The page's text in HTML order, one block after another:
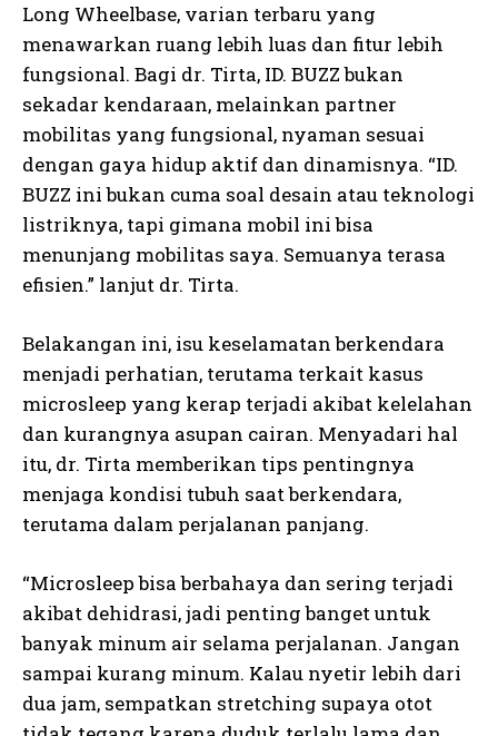
Long Wheelbase, varian terbaru yang
menawarkan ruang lebih luas dan fitur lebih
fungsional. Bagi dr. Tirta, ID. BUZZ bukan
sekadar kendaraan, melainkan partner
mobilitas yang fungsional, nyaman sesuai
dengan gaya hidup aktif dan dinamisnya. “ID.
BUZZ ini bukan cuma soal desain atau teknologi
listriknya, tapi gimana mobil ini bisa
menunjang mobilitas saya. Semuanya terasa
efisien.” lanjut dr. Tirta.
Belakangan ini, isu keselamatan berkendara
menjadi perhatian, terutama terkait kasus
microsleep yang kerap terjadi akibat kelelahan
dan kurangnya asupan cairan. Menyadari hal
itu, dr. Tirta memberikan tips pentingnya
menjaga kondisi tubuh saat berkendara,
terutama dalam perjalanan panjang.
“Microsleep bisa berbahaya dan sering terjadi
akibat dehidrasi, jadi penting banget untuk
banyak minum air selama perjalanan. Jangan
sampai kurang minum. Kalau nyetir lebih dari
dua jam, sempatkan stretching supaya otot